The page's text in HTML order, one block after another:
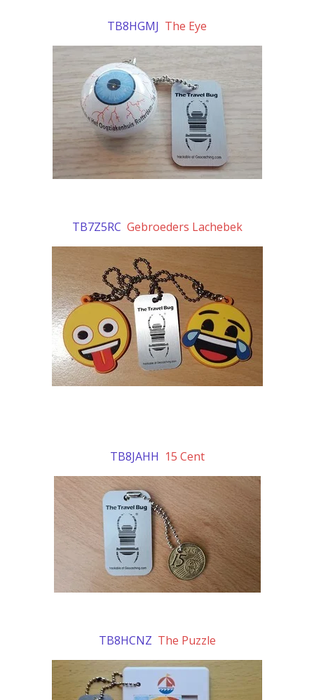
TB8HGMJ The Eye
TB7Z5RC Gebroeders Lachebek
TB8JAHH 15 Cent
TB8HCNZ The Puzzle